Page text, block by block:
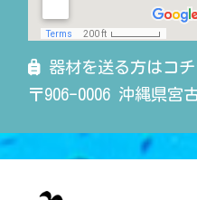
器材を送る方はコ
〒906-0006 沖縄県宮